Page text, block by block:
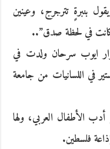
بنبرةٍ تترجرج، وعينين
كانت في لحظة صدق”..
ايوب سرحان ولدت في
في اللسانيات من جامعة
الأطفال العربي، ولها
فلسطين.